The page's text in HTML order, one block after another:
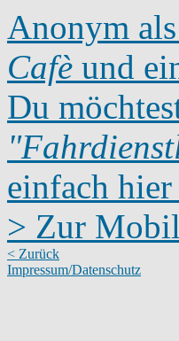
Anonym
Cafè und
Du
einfach
> Zur
< Zurück
Impressum/Datenschutz